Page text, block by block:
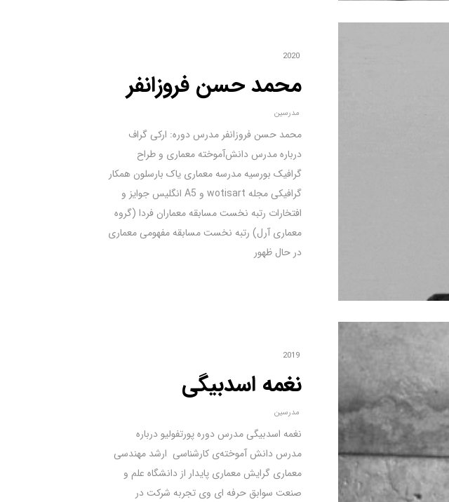
2020
محمد حسن فروزانفر
مدرسین
محمد حسن فروزانفر مدرس دوره: ارکی گراف
درباره مدرس دانش‌آموخته معماری و طراح
گرافیک بورسیه مدرسه معماری یاک بارسلون همکار
گرافیکی مجله wotisart و A5 انگلیس جوایز و
افتخارات رتبه نخست مسابقه معماران فردا (گروه
معماری آرل) رتبه نخست مسابقه مفهومی معماری
در حال ظهور
2019
نغمه اسدبیگی
مدرسین
نغمه اسدبیگی مدرس دوره پورتفولیو درباره
مدرس دانش آموخته‌ی کارشناسی ارشد مهندسی
معماری گرایش معماری پایدار از دانشگاه علم و
صنعت سوابق حرفه ای وی تجربه شرکت در